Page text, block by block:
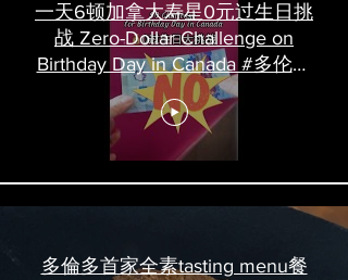
一天6顿加拿大寿星0元过生日挑
战 Zero-Dollar Challenge on
Birthday Day in Canada #多伦多
吃喝玩乐 #多伦多美食
#torontofood
多倫多首家全素tasting menu餐